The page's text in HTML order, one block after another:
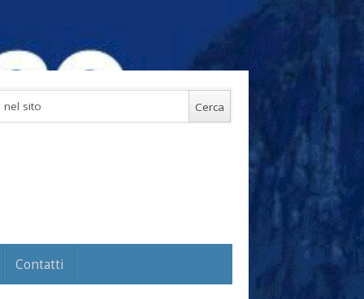
Contatti